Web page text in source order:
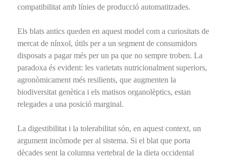
compatibilitat amb línies de producció automatitzades.
Els blats antics queden en aquest model com a curiositats de
mercat de nínxol, útils per a un segment de consumidors
disposats a pagar més per un pa que no sempre troben. La
paradoxa és evident: les varietats nutricionalment superiors,
agronòmicament més resilients, que augmenten la
biodiversitat genètica i els matisos organolèptics, estan
relegades a una posició marginal.
La digestibilitat i la tolerabilitat són, en aquest context, un
argument incòmode per al sistema. Si el blat que porta
dècades sent la columna vertebral de la dieta occidental